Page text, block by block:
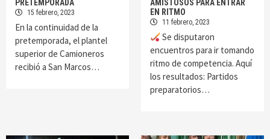
PRETEMPORADA
15 febrero, 2023
En la continuidad de la
pretemporada, el plantel
superior de Camioneros
recibió a San Marcos…
AMISTOSOS PARA ENTRAR
EN RITMO
11 febrero, 2023
Se disputaron
encuentros para ir tomando
ritmo de competencia. Aquí
los resultados: Partidos
preparatorios…